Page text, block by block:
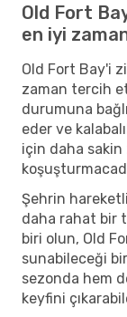
Old Fort
en iyi
Old Fort Bay'i
zaman tercih
durumuna
eder ve
için daha
Şehrin
daha rahat bir
biri olun, Old
sunabileceği
sezonda hem
keyfini